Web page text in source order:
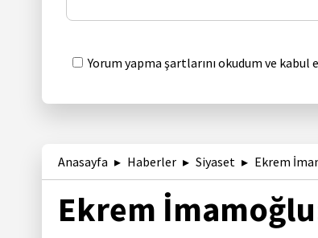
Yorum yapma şartlarını okudum ve kabul
Anasayfa Haberler Siyaset Ekrem
Ekrem